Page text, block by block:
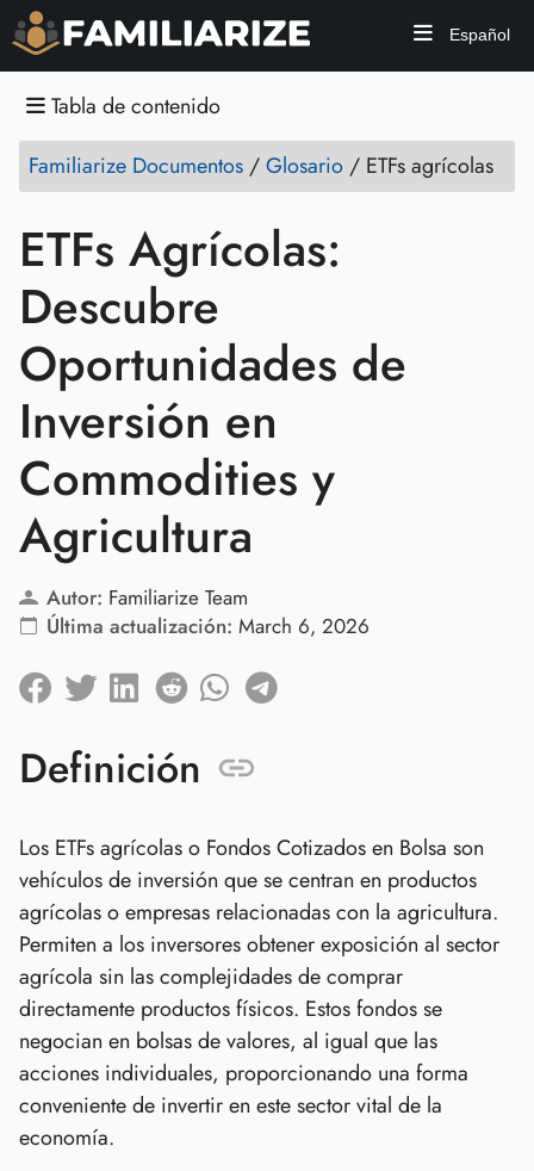
Español
Tabla de contenido
Familiarize Documentos /Glosario / ETFs agrícolas
ETFs Agrícolas:
Descubre
Oportunidades de
Inversión en
Commodities y
Agricultura
Autor: Familiarize Team
Última actualización: March 6, 2026
Definición
Los ETFs agrícolas o Fondos Cotizados en Bolsa son
vehículos de inversión que se centran en productos
agrícolas o empresas relacionadas con la agricultura.
Permiten a los inversores obtener exposición al sector
agrícola sin las complejidades de comprar
directamente productos físicos. Estos fondos se
negocian en bolsas de valores, al igual que las
acciones individuales, proporcionando una forma
conveniente de invertir en este sector vital de la
economía.